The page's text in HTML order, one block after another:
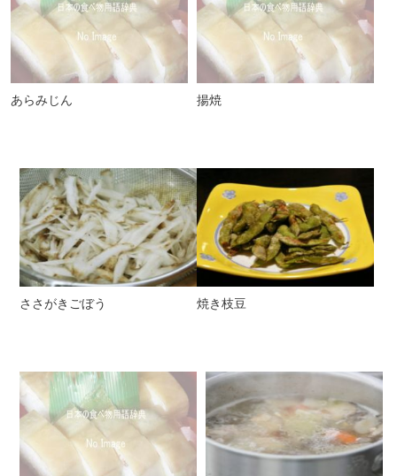
あらみじん 揚焼
ささがきごぼう 焼き枝豆